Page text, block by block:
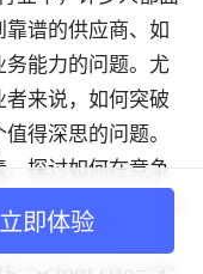
谱的供应商、如
能力的问题。尤
来说，如何突破
得深思的问题。
探讨如何在竞争
style="line-
size="3">
立即体验